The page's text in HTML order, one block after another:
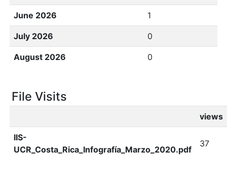
June 2026 1
July 2026 0
August 2026 0
File Visits
views
IIS-
UCR_Costa_Rica_Infografía_Marzo_2020.pdf
37